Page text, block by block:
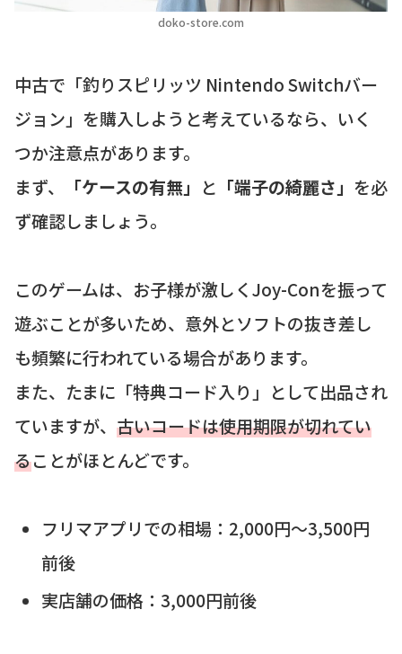
doko-store.com
中古で「釣りスピリッツ Nintendo Switchバー
ジョン」を購入しようと考えているなら、いく
つか注意点があります。
まず、
「ケースの有無」 と 「端子の綺麗さ」 を必
ず確認しましょう。
このゲームは、お子様が激しくJoy-Conを振って
遊ぶことが多いため、意外とソフトの抜き差し
も頻繁に行われている場合があります。
また、たまに「特典コード入り」として出品され
ていますが、 古いコードは使用期限が切れてい
ることがほとんどです。
フリマアプリでの相場：2,000円〜3,500円
前後
実店舗の価格：3,000円前後